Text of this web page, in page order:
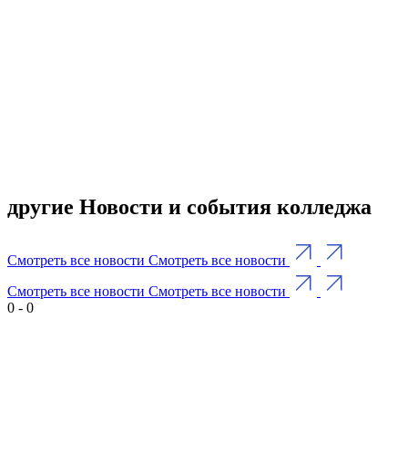
другие Новости и события колледжа
Смотреть все новости Смотреть все новости
Смотреть все новости Смотреть все новости
0 - 0